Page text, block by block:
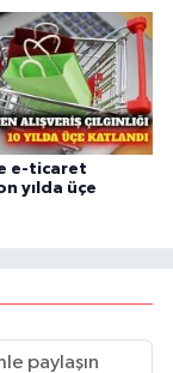
e-ticaret
yılda üçe